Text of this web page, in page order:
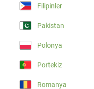
Filipinler
Pakistan
Polonya
Portekiz
Romanya